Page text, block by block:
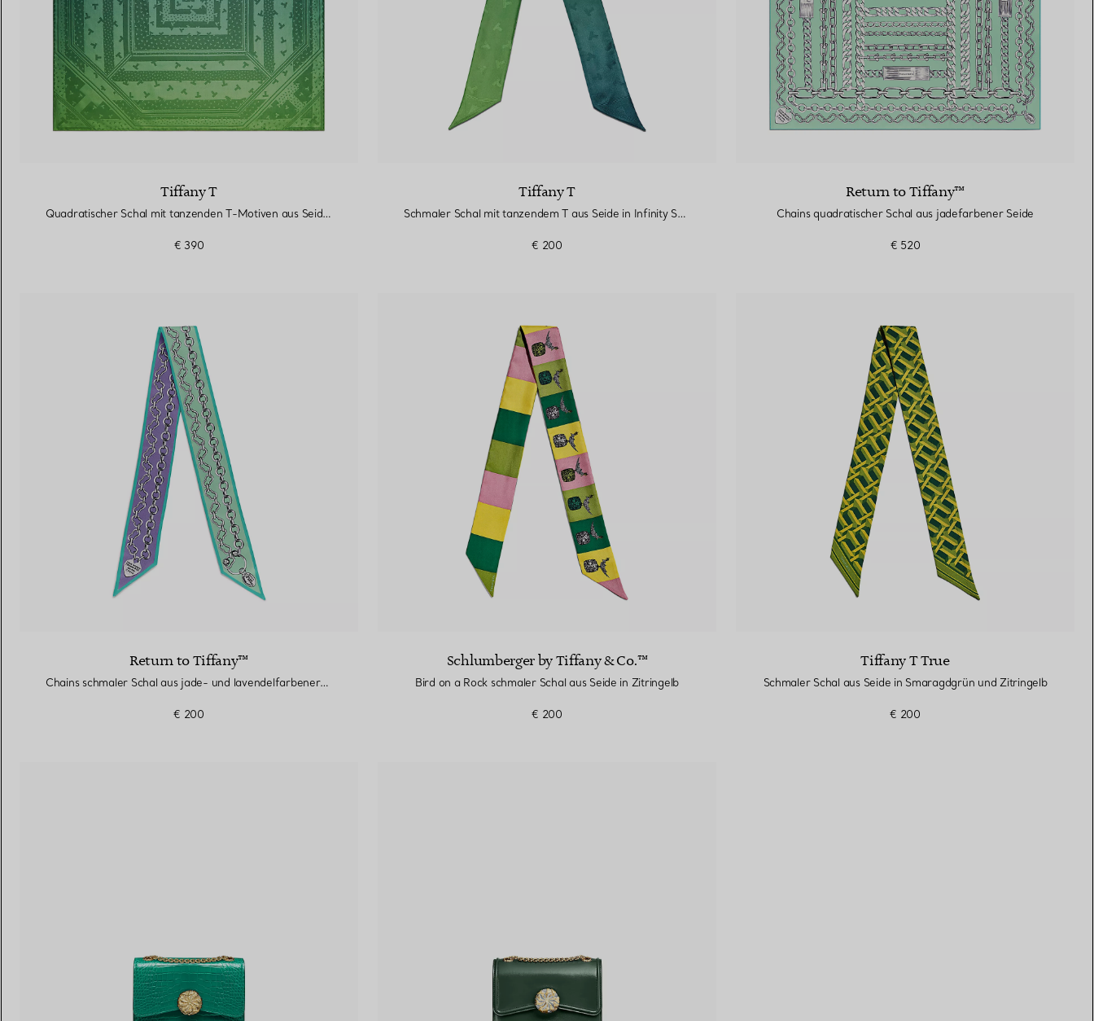
Tiffany T
Quadratischer Schal mit tanzenden T-Motiven aus Seide in Infinity Smaragd
€ 390
Tiffany T
Schmaler Schal mit tanzendem T aus Seide in Infinity Smaragd
€ 200
Return to Tiffany™
Chains quadratischer Schal aus jadefarbener Seide
€ 520
Return to Tiffany™
Chains schmaler Schal aus jade- und lavendelfarbener Seide
€ 200
Schlumberger by Tiffany & Co.™
Bird on a Rock schmaler Schal aus Seide in Zitringelb
€ 200
Tiffany T True
Schmaler Schal aus Seide in Smaragdgrün und Zitringelb
€ 200